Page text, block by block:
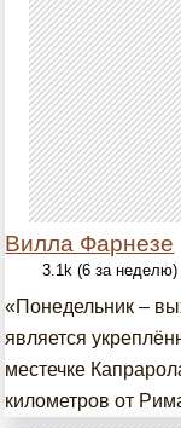
Вилла Фарнезе
3.1k (6 за неделю)
«Понедельник –
является
местечке
километров от